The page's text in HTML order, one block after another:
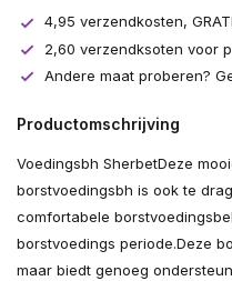
4,95 verzendkosten,
2,60 verzendksoten voor
Andere maat proberen?
Productomschrijving
Voedingsbh SherbetDeze
borstvoedingsbh is ook te
comfortabele
borstvoedings periode.Deze
maar biedt genoeg